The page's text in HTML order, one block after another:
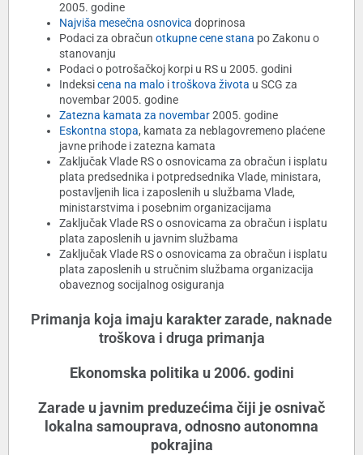
2005. godine
Najviša mesečna osnovica doprinosa
Podaci za obračun otkupne cene stana po Zakonu o
stanovanju
Podaci o potrošačkoj korpi u RS u 2005. godini
Indeksicena na malo itroškova života u SCG za
novembar 2005. godine
Zatezna kamata za novembar2005. godine
Eskontna stopa, kamata za neblagovremeno plaćene
javne prihode i zatezna kamata
Zaključak Vlade RS o osnovicama za obračun i isplatu
plata predsednika i potpredsednika Vlade, ministara,
postavljenih lica i zaposlenih u službama Vlade,
ministarstvima i posebnim organizacijama
Zaključak Vlade RS o osnovicama za obračun i isplatu
plata zaposlenih u javnim službama
Zaključak Vlade RS o osnovicama za obračun i isplatu
plata zaposlenih u stručnim službama organizacija
obaveznog socijalnog osiguranja
Primanja koja imaju karakter zarade, naknade
troškova i druga primanja
Ekonomska politika u 2006. godini
Zarade u javnim preduzećima čiji je osnivač
lokalna samouprava, odnosno autonomna
pokrajina